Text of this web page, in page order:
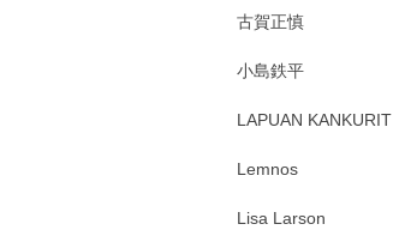
古賀正慎
小島鉄平
LAPUAN KANKURIT
Lemnos
Lisa Larson